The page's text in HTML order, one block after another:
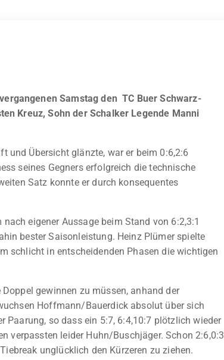
Samstag den TC Buer Schwarz-
Kreuz, Sohn der Schalker Legende Manni
und Übersicht glänzte, war er beim 0:6,2:6
seines Gegners erfolgreich die technische
Satz konnte er durch konsequentes
eigener Aussage beim Stand von 6:2,3:1
bester Saisonleistung. Heinz Plümer spielte
schlicht in entscheidenden Phasen die wichtigen
gewinnen zu müssen, anhand der
Hoffmann/Bauerdick absolut über sich
Paarung, so dass ein 5:7, 6:4,10:7 plötzlich wieder
verpassten leider Huhn/Buschjäger. Schon 2:6,0:3
unglücklich den Kürzeren zu ziehen.